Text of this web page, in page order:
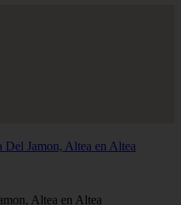
Del Jamon, Altea en Altea